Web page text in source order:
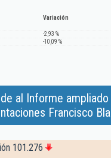
Variación
-2,93 %
-10,09 %
al Informe ampliado
Francisco
101.276